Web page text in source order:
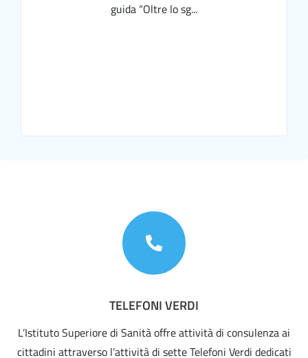
guida “Oltre lo sg...
TELEFONI VERDI
L’Istituto Superiore di Sanità offre attività di consulenza ai
cittadini attraverso l’attività di sette Telefoni Verdi dedicati